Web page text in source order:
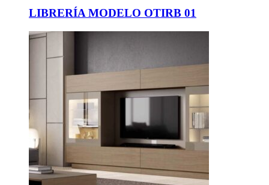
LIBRERÍA MODELO OTIRB 01